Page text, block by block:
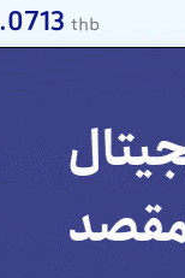
thb